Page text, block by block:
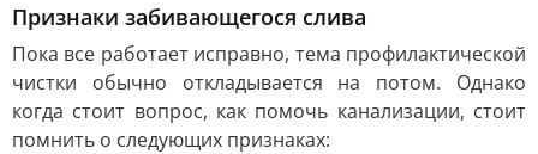
Признаки забивающегося слива
Пока все работает исправно, тема профилактической
чистки обычно откладывается на потом. Однако
когда стоит вопрос, как помочь канализации, стоит
помнить о следующих признаках: